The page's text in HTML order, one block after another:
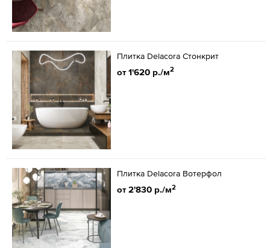
Плитка Delacora Стонкрит
от 1'620 р./м2
Плитка Delacora Вотерфол
от 2'830 р./м2